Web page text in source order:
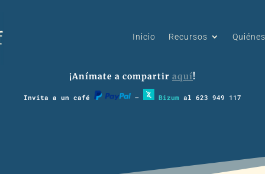
Inicio Recursos
¡Anímate a compartir aquí!
Invita a un café – Bizum al 623 949 117